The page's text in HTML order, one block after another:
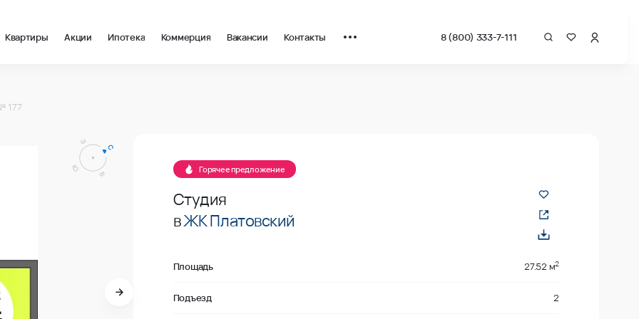
Квартиры Акции Ипотека Коммерция Вакансии Контакты 8 (800) 333-7-111
177
Горячее предложение
Студия
вЖК Платовский
Площадь 27.52 м2
Подъезд 2